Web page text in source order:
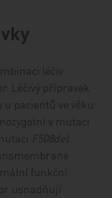
léčiv
Léčivý přípravek
u pacientů ve věku
v mutaci
F508del
funkční
usnadňují